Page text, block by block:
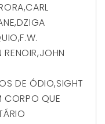
,CARL
,DZIGA
,F.W.
RENOIR,JOHN
DE ÓDIO,SIGHT
CORPO QUE